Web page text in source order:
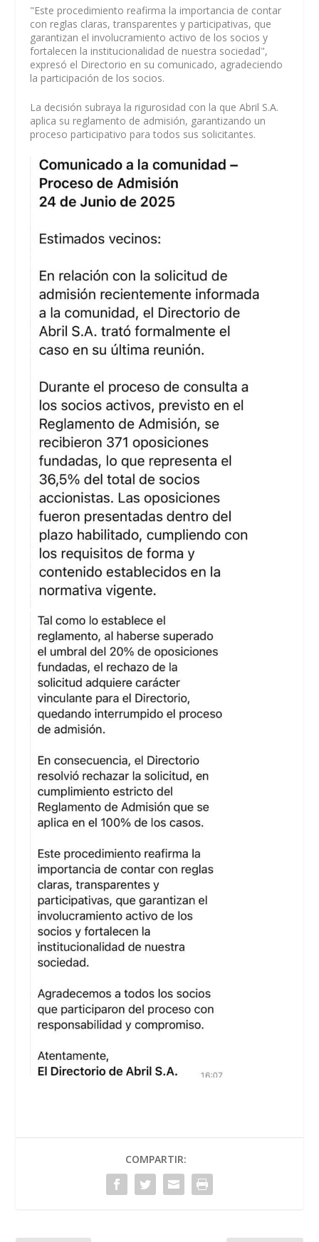
"Este procedimiento reafirma la importancia de contar
con reglas claras, transparentes y participativas, que
garantizan el involucramiento activo de los socios y
fortalecen la institucionalidad de nuestra sociedad",
expresó el Directorio en su comunicado, agradeciendo
la participación de los socios.
La decisión subraya la rigurosidad con la que Abril S.A.
aplica su reglamento de admisión, garantizando un
proceso participativo para todos sus solicitantes.
COMPARTIR: